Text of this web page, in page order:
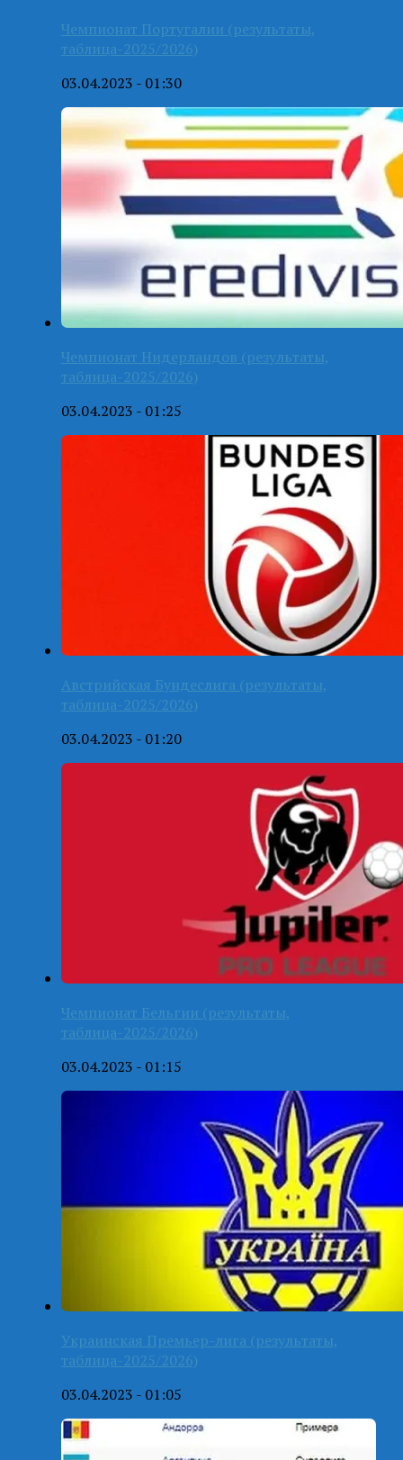
Чемпионат Португалии (результаты,
таблица-2025/2026)
03.04.2023 - 01:30
Чемпионат Нидерландов (результаты,
таблица-2025/2026)
03.04.2023 - 01:25
Австрийская Бундеслига (результаты,
таблица-2025/2026)
03.04.2023 - 01:20
Чемпионат Бельгии (результаты,
таблица-2025/2026)
03.04.2023 - 01:15
Украинская Премьер-лига (результаты,
таблица-2025/2026)
03.04.2023 - 01:05